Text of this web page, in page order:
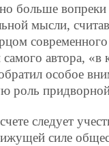
больше
мысли,
автора, «в
особое
роль
следует
силе